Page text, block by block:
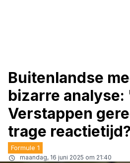
Buitenlandse
bizarre analyse:
Verstappen
trage
Formule 1
maandag, 16 juni 2025 om 21:40